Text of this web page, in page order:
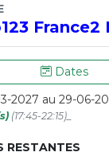
France2
Dates
2027 au 29-06-
(17:45-22:15)_
RESTANTES